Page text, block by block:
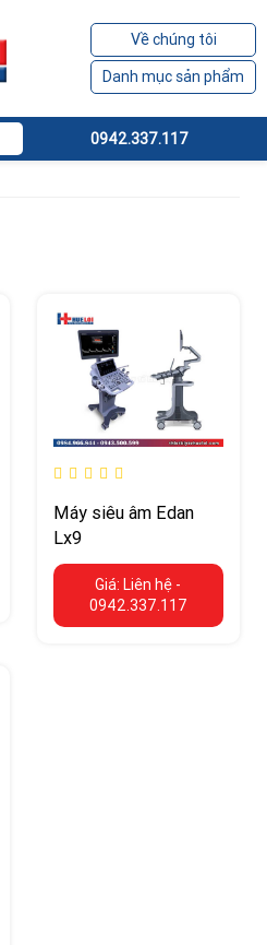
Về chúng tôi
Danh mục sản phẩm
0942.337.117
Máy siêu âm Edan
Lx9
Giá: Liên hệ -
0942.337.117